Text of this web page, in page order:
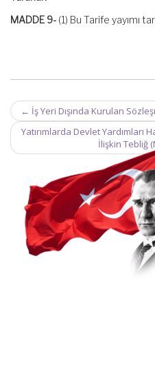
MADDE 9- (1) Bu Tarife yayımı
Post
navigation
← İş Yeri Dışında Kurulan
Yatırımlarda Devlet Yardımları
İlişkin Tebliğ